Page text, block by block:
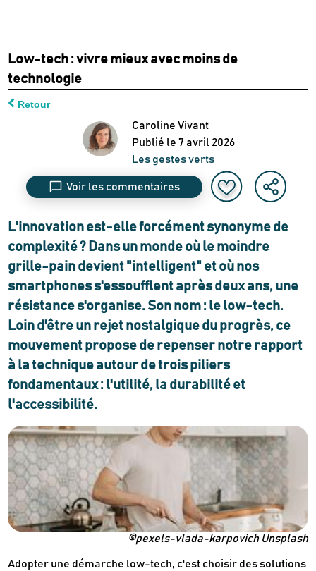
Low-tech : vivre mieux avec moins de
technologie
Retour
Caroline Vivant
Publié le 7 avril 2026
Les gestes verts
Voir les commentaires
L'innovation est-elle forcément synonyme de
complexité ? Dans un monde où le moindre
grille-pain devient "intelligent" et où nos
smartphones s'essoufflent après deux ans, une
résistance s'organise. Son nom : le low-tech.
Loin d'être un rejet nostalgique du progrès, ce
mouvement propose de repenser notre rapport
à la technique autour de trois piliers
fondamentaux : l'utilité, la durabilité et
l'accessibilité.
©pexels-vlada-karpovich Unsplash
Adopter une démarche low-tech, c'est choisir des solutions